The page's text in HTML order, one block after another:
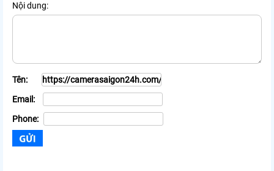
Nội dung:
Tên:
Email:
Phone: